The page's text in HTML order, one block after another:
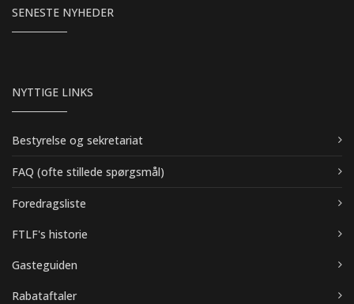
SENESTE NYHEDER
NYTTIGE LINKS
Bestyrelse og sekretariat
FAQ (ofte stillede spørgsmål)
Foredragsliste
FTLF's historie
Gasteguiden
Rabataftaler